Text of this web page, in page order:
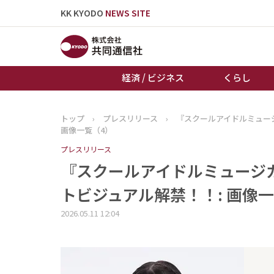
KK KYODO NEWS SITE
経済 / ビジネス くらし
トップページ
トップ › プレスリリース ›
『スクールアイドルミュ
画像一覧（4）
プレスリリース
『スクールアイドルミュー
トビジュアル解禁！！: 画像
2026.05.11 12:04